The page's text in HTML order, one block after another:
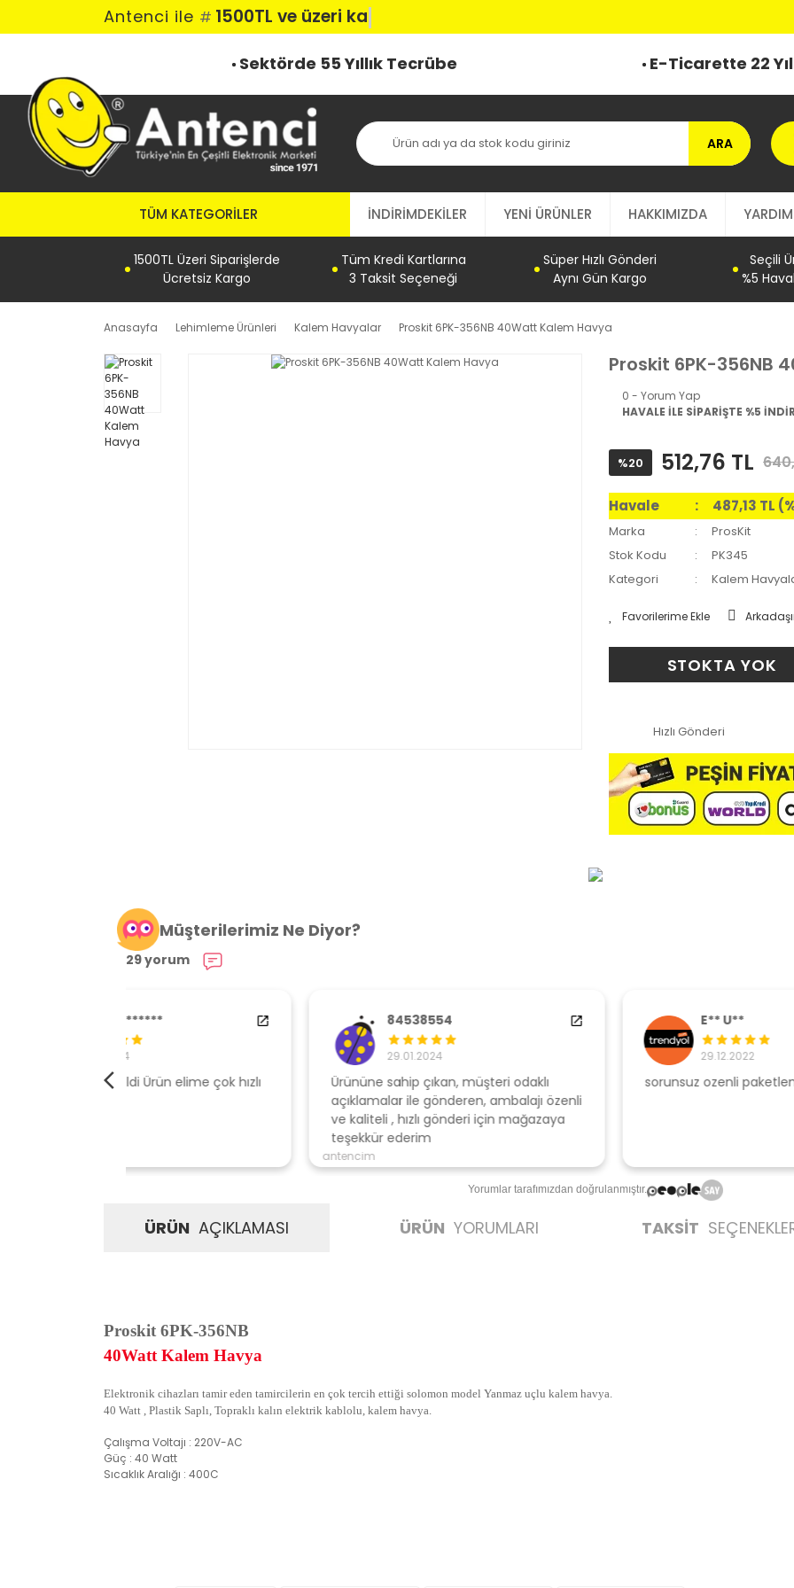
Antenci ile # 1500TL ve üzeri karg
Sektörde 55 Yıllık Tecrübe E-Ticarette 22
ARA
TÜM KATEGORILER İNDİRİMDEKİLER YENİ ÜRÜNLER HAKKIMIZDA YARDIM
1500TL Üzeri Siparişlerde
Ücretsiz Kargo
Tüm Kredi Kartlarına
3 Taksit Seçeneği
Süper Hızlı Gönderi
Aynı Gün Kargo
Seçili
%5
Anasayfa Lehimleme Ürünleri Kalem Havyalar Proskit 6PK-356NB 40Watt Kalem Havya
Proskit 6PK-356NB
0 - Yorum Yap
HAVALE İLE SİPARİŞTE %5
%20 512,76 TL
Havale 487,13 TL
Marka
ProsKit
Stok Kodu
PK345
Kategori
Kalem
STOKTA YOK
Hızlı Gönderi
Müşterilerimiz Ne Diyor?
29 yorum
84538554
Ürününe sahip çıkan, müşteri odaklı
açıklamalar ile gönderen, ambalajı özenli
ve kaliteli , hızlı gönderi için mağazaya
sorunsuz ozenli paketleme
Yorumlar tarafımızdan doğrulanmıştır.
ÜRÜN AÇIKLAMASI ÜRÜN YORUMLARI TAKSİT
Proskit 6PK-356NB
40Watt Kalem Havya
Elektronik cihazları tamir eden tamircilerin en çok tercih ettiği solomon model Yanmaz uçlu kalem havya.
40 Watt , Plastik Saplı, Topraklı kalın elektrik kablolu, kalem havya.
Çalışma Voltajı : 220V-AC
Güç : 40 Watt
Sıcaklık Aralığı : 400C